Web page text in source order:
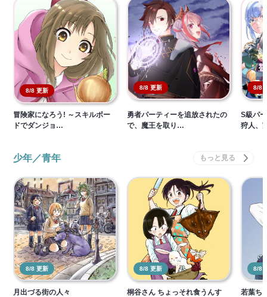
8/8 更新
冒険家になろう! ～スキルボー
ドでダンジョ…
8/8 更新
勇者パーティーを追放されたの
で、魔王を取り…
8/8
S級パ
狩人、
少年／青年
8/8 更新
月出づる街の人々
8/8 更新
桐谷さん ちょっそれ食うんす
8/8
若葉ち